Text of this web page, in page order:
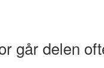
går delen